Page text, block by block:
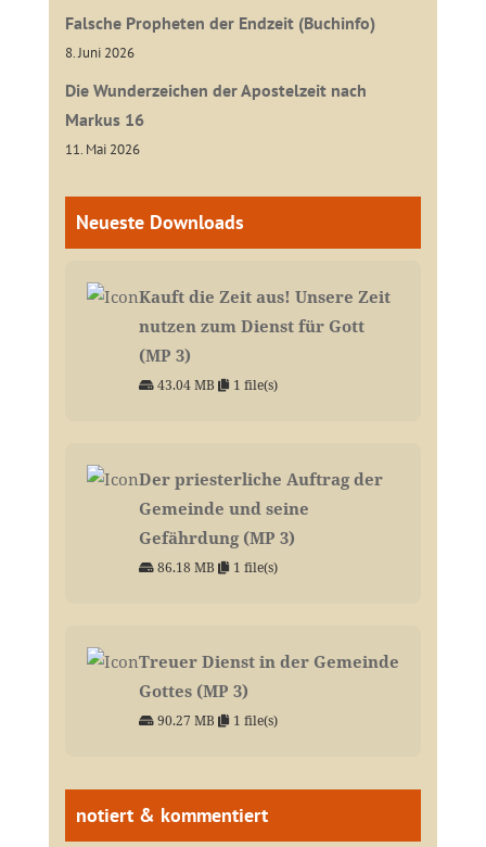
Falsche Propheten der Endzeit (Buchinfo)
8. Juni 2026
Die Wunderzeichen der Apostelzeit nach
Markus 16
11. Mai 2026
Neueste Downloads
Kauft die Zeit aus! Unsere Zeit
nutzen zum Dienst für Gott
(MP 3)
43.04 MB 1 file(s)
Der priesterliche Auftrag der
Gemeinde und seine
Gefährdung (MP 3)
86.18 MB 1 file(s)
Treuer Dienst in der Gemeinde
Gottes (MP 3)
90.27 MB 1 file(s)
notiert & kommentiert